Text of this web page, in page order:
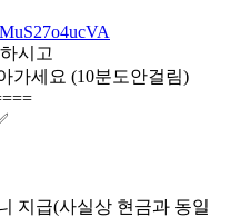
시고
가세요 (10분도안걸림)
지급(사실상 현금과 동일